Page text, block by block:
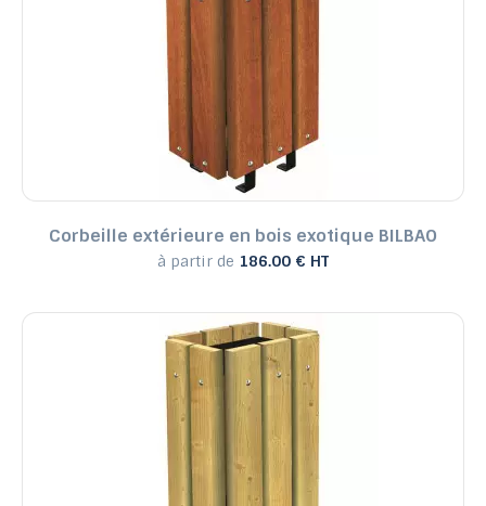
Corbeille extérieure en bois exotique BILBAO
à partir de 186.00 € HT